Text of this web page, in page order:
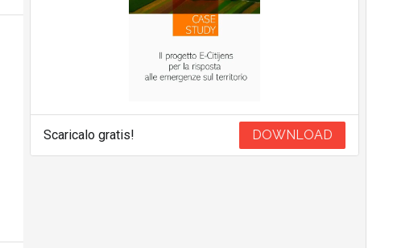
Scaricalo gratis! DOWNLOAD